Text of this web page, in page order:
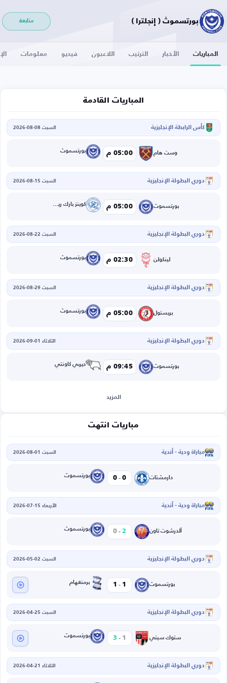
بورتسموث ( إنجلترا ) متابعة
المباريات الأخبار الترتيب اللاعبون فيديو معلومات
المباريات القادمة
كأس الرابطة الإنجليزية السبت 08-08-2026
وست هام 05:00 م بورتسموث
دوري البطولة الإنجليزية السبت 15-08-2026
بورتسموث 05:00 م كوينز بارك رينجرز
دوري البطولة الإنجليزية السبت 22-08-2026
لينكولن 02:30 م بورتسموث
دوري البطولة الإنجليزية السبت 29-08-2026
بريستول 05:00 م بورتسموث
دوري البطولة الإنجليزية الثلاثاء 01-09-2026
بورتسموث 09:45 م ديربي كاونتي
المزيد
مباريات انتهت
مباراة ودية - أندية السبت 01-08-2026
دارمشتات 0
-
0 بورتسموث
مباراة ودية - أندية الأربعاء 15-07-2026
ألدرشوت تاون 2
-
0 بورتسموث
دوري البطولة الإنجليزية السبت 02-05-2026
بورتسموث 1
-
1 برمنغهام
دوري البطولة الإنجليزية السبت 25-04-2026
ستوك سيتي 1
-
3 بورتسموث
دوري البطولة الإنجليزية الثلاثاء 21-04-2026